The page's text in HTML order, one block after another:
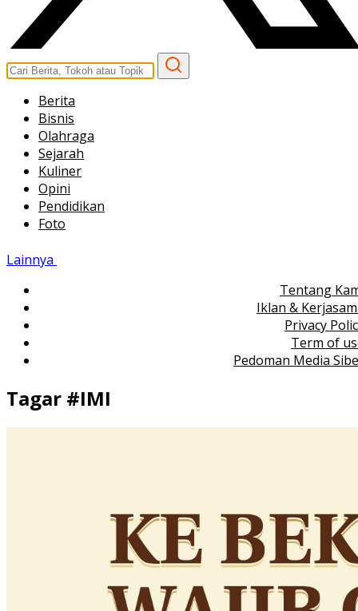
Berita
Bisnis
Olahraga
Sejarah
Kuliner
Opini
Pendidikan
Foto
Lainnya
Tentang
Iklan &
Privacy
Term of
Pedoman Media
Tagar #IMI